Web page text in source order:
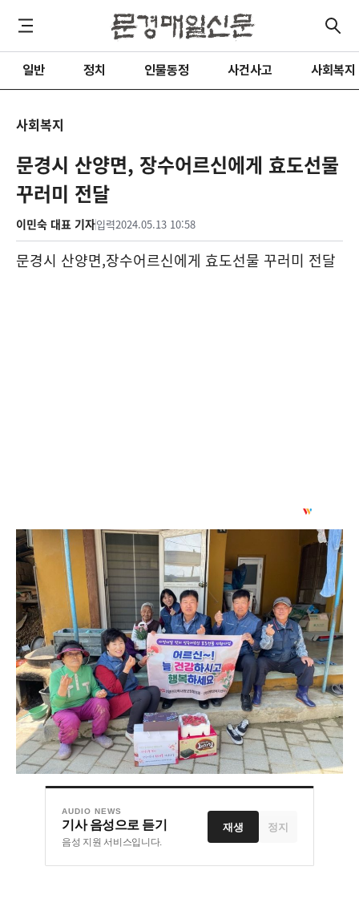
일반 정치 인물동정 사건사고 사회복지
사회복지
문경시 산양면, 장수어르신에게 효도선물
꾸러미 전달
이민숙 대표 기자입력2024.05.13 10:58
문경시 산양면,장수어르신에게 효도선물 꾸러미 전달
AUDIO NEWS
기사 음성으로 듣기
음성 지원 서비스입니다.
재생 정지